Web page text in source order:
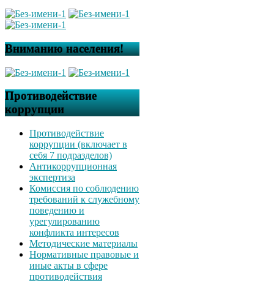
Вниманию населения!
Противодействие
коррупции
Противодействие
коррупции (включает в
себя 7 подразделов)
Антикоррупционная
экспертиза
Комиссия по соблюдению
требований к служебному
поведению и
урегулированию
конфликта интересов
Методические материалы
Нормативные правовые и
иные акты в сфере
противодействия